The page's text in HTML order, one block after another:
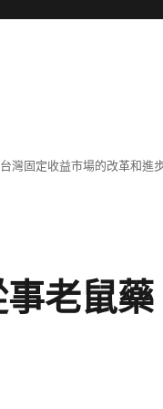
灣固定收益市場的改革和進
老鼠藥